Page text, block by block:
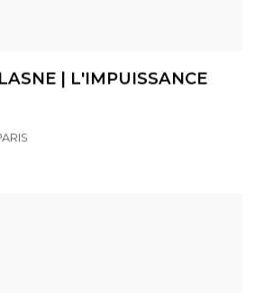
| L'IMPUISSANCE